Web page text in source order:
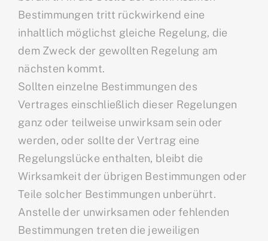
Bestimmungen tritt rückwirkend eine
inhaltlich möglichst gleiche Regelung, die
dem Zweck der gewollten Regelung am
nächsten kommt.
Sollten einzelne Bestimmungen des
Vertrages einschließlich dieser Regelungen
ganz oder teilweise unwirksam sein oder
werden, oder sollte der Vertrag eine
Regelungslücke enthalten, bleibt die
Wirksamkeit der übrigen Bestimmungen oder
Teile solcher Bestimmungen unberührt.
Anstelle der unwirksamen oder fehlenden
Bestimmungen treten die jeweiligen